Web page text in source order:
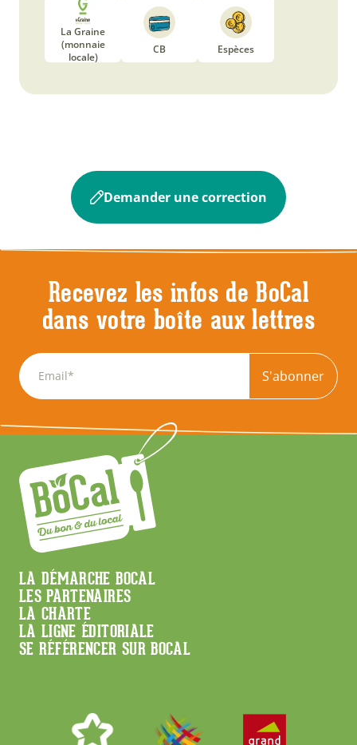
La Graine
(monnaie
locale)
CB Espèces
Demander une correction
Recevez les infos de BoCal
dans votre boîte aux lettres
S'abonner
Menu
Footer
LA DÉMARCHE BOCAL
LES PARTENAIRES
LA CHARTE
LA LIGNE ÉDITORIALE
SE RÉFÉRENCER SUR BOCAL